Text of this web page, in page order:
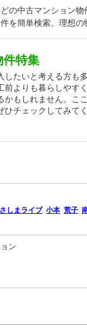
中古マンション
簡単検索。理想の
件特集
したいと考える方も
前よりも暮らしやす
かもしれません。こ
ひチェックしてみて
しまライブ 小本 荒子
ン